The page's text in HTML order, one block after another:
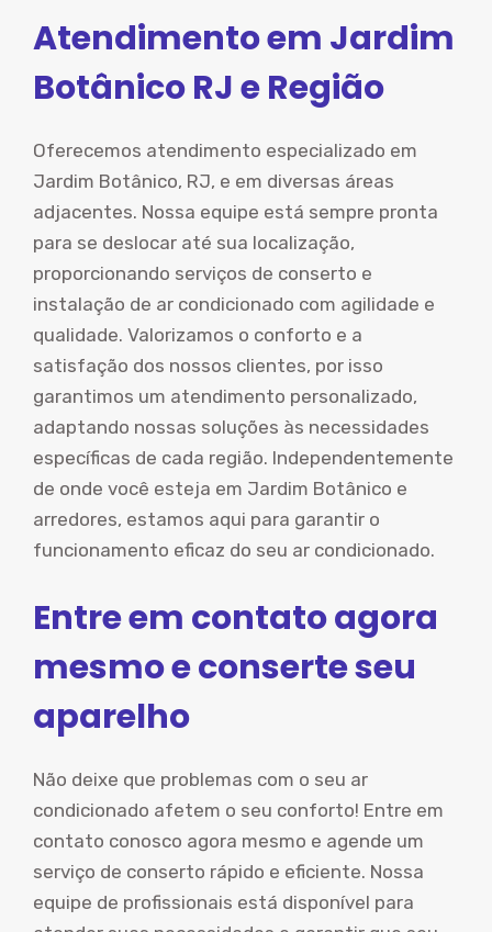
Atendimento em Jardim
Botânico RJ e Região
Oferecemos atendimento especializado em
Jardim Botânico, RJ, e em diversas áreas
adjacentes. Nossa equipe está sempre pronta
para se deslocar até sua localização,
proporcionando serviços de conserto e
instalação de ar condicionado com agilidade e
qualidade. Valorizamos o conforto e a
satisfação dos nossos clientes, por isso
garantimos um atendimento personalizado,
adaptando nossas soluções às necessidades
específicas de cada região. Independentemente
de onde você esteja em Jardim Botânico e
arredores, estamos aqui para garantir o
funcionamento eficaz do seu ar condicionado.
Entre em contato agora
mesmo e conserte seu
aparelho
Não deixe que problemas com o seu ar
condicionado afetem o seu conforto! Entre em
contato conosco agora mesmo e agende um
serviço de conserto rápido e eficiente. Nossa
equipe de profissionais está disponível para